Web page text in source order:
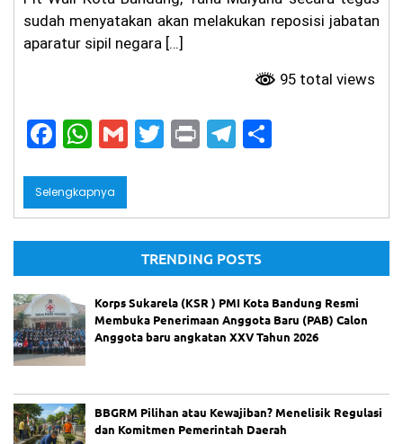
sudah menyatakan akan melakukan reposisi jabatan
aparatur sipil negara […]
95 total views
F
a
c
e
b
o
o
k
W
h
a
ts
A
p
p
G
m
l
T
w
er
Pr
in
T
el
gr
a
m
e
Selengkapnya
TRENDING POSTS
Korps Sukarela (KSR ) PMI Kota Bandung Resmi
Membuka Penerimaan Anggota Baru (PAB) Calon
Anggota baru angkatan XXV Tahun 2026
BBGRM Pilihan atau Kewajiban? Menelisik Regulasi
dan Komitmen Pemerintah Daerah